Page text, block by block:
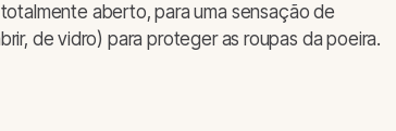
aberto, para uma sensação de
de vidro) para proteger as roupas da poeira.